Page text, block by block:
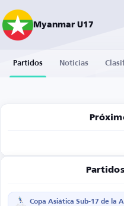
Myanmar U17
Partidos Noticias
Copa Asiática Sub-17 de la